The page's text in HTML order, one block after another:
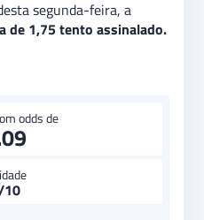
segunda-feira, a
de 1,75 tento assinalado.
odds de